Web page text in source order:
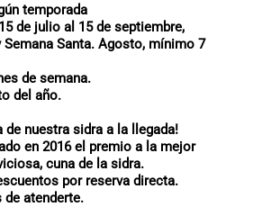
temporada
de julio al 15 de septiembre,
Santa. Agosto, mínimo 7
de semana.
del año.
de nuestra sidra a la llegada!
en 2016 el premio a la mejor
cuna de la sidra.
por reserva directa.
de atenderte.